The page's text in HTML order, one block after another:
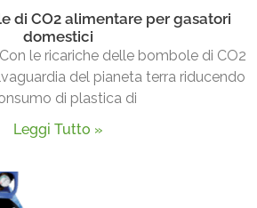
di CO2 alimentare per gasatori
domestici
le ricariche delle bombole di CO2
del pianeta terra riducendo
di plastica di
Leggi Tutto »